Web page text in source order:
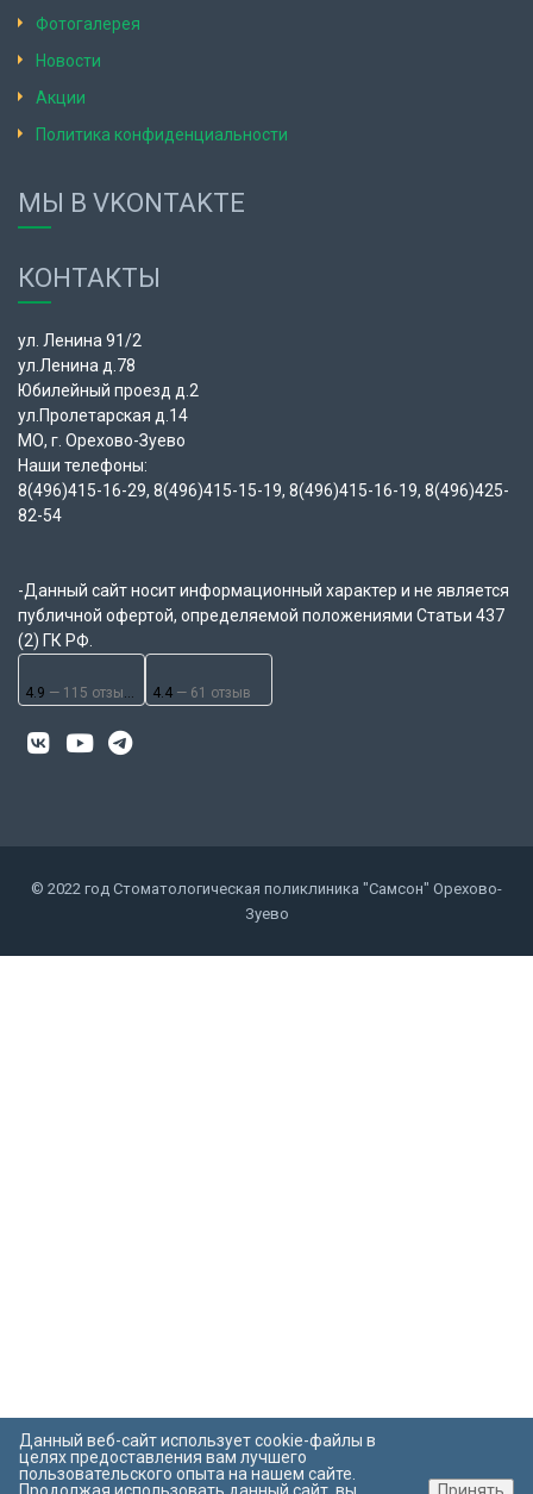
Фотогалерея
Новости
Акции
Политика конфиденциальности
МЫ В VKONTAKTE
КОНТАКТЫ
ул. Ленина 91/2
ул.Ленина д.78
Юбилейный проезд д.2
ул.Пролетарская д.14
МО, г. Орехово-Зуево
Наши телефоны:
8(496)415-16-29, 8(496)415-15-19, 8(496)415-16-19, 8(496)425-
82-54
-Данный сайт носит информационный характер и не является
публичной офертой, определяемой положениями Статьи 437
(2) ГК РФ.
4.9 — 115 отзывов 4.4 — 61 отзыв
© 2022 год Стоматологическая поликлиника "Самсон" Орехово-
Зуево
Данный веб-сайт использует cookie-файлы в
целях предоставления вам лучшего
пользовательского опыта на нашем сайте.